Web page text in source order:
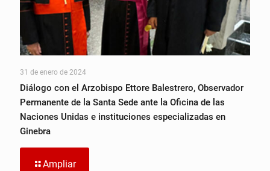
31 de enero de 2024
Diálogo con el Arzobispo Ettore Balestrero, Observador
Permanente de la Santa Sede ante la Oficina de las
Naciones Unidas e instituciones especializadas en
Ginebra
Ampliar